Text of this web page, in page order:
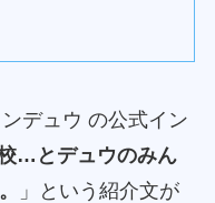
デュウ の公式イン
…とデュウのみん
」という紹介文が